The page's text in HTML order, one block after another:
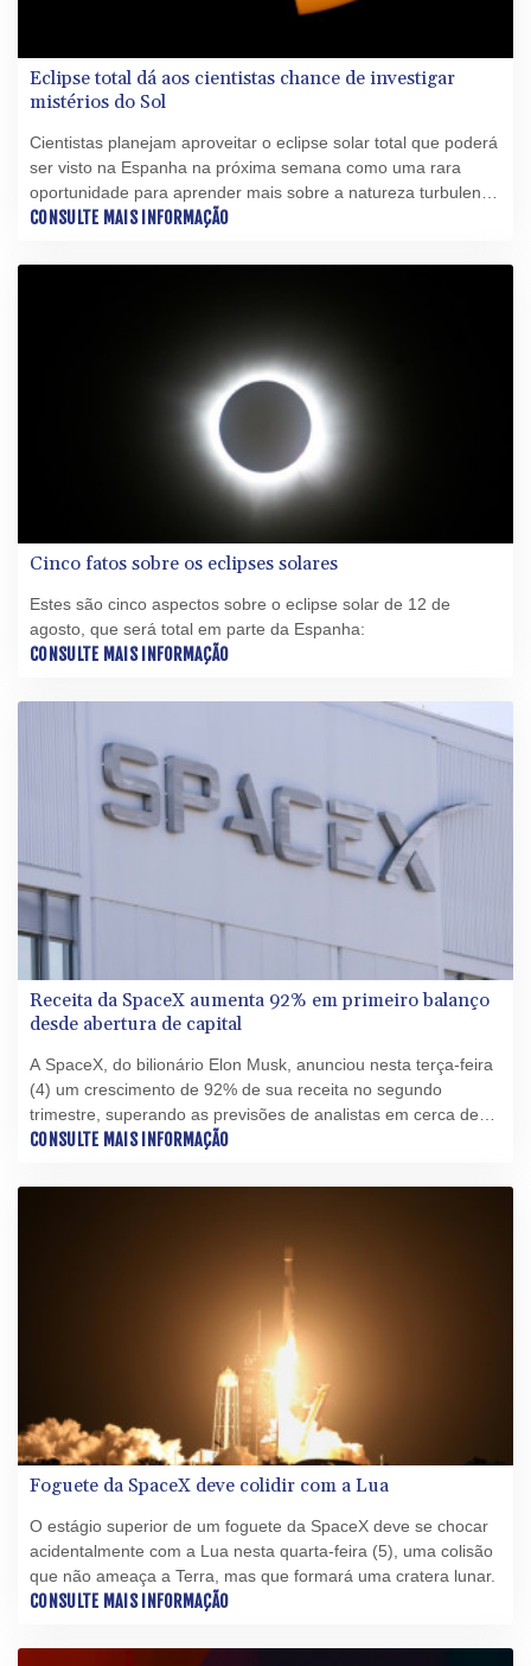
Eclipse total dá aos cientistas chance de investigar
mistérios do Sol
Cientistas planejam aproveitar o eclipse solar total que poderá
ser visto na Espanha na próxima semana como uma rara
oportunidade para aprender mais sobre a natureza turbulenta
e imprevisível da nossa estrela.
CONSULTE MAIS INFORMAÇÃO
Cinco fatos sobre os eclipses solares
Estes são cinco aspectos sobre o eclipse solar de 12 de
agosto, que será total em parte da Espanha:
CONSULTE MAIS INFORMAÇÃO
Receita da SpaceX aumenta 92% em primeiro balanço
desde abertura de capital
A SpaceX, do bilionário Elon Musk, anunciou nesta terça-feira
(4) um crescimento de 92% de sua receita no segundo
trimestre, superando as previsões de analistas em cerca de
US$ 1 bilhão (R$ 5,1 bilhões), no primeiro balanço divulgado
CONSULTE MAIS INFORMAÇÃO
Foguete da SpaceX deve colidir com a Lua
O estágio superior de um foguete da SpaceX deve se chocar
acidentalmente com a Lua nesta quarta-feira (5), uma colisão
que não ameaça a Terra, mas que formará uma cratera lunar.
CONSULTE MAIS INFORMAÇÃO